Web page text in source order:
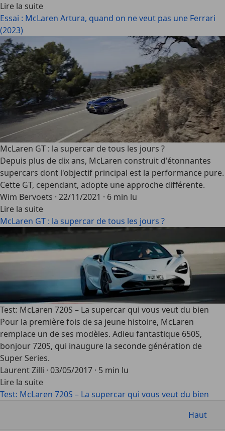
Lire la suite
Essai : McLaren Artura, quand on ne veut pas une Ferrari
(2023)
McLaren GT : la supercar de tous les jours ?
Depuis plus de dix ans, McLaren construit d'étonnantes
supercars dont l'objectif principal est la performance pure.
Cette GT, cependant, adopte une approche différente.
Wim Bervoets · 22/11/2021 · 6 min lu
Lire la suite
McLaren GT : la supercar de tous les jours ?
Test: McLaren 720S – La supercar qui vous veut du bien
Pour la première fois de sa jeune histoire, McLaren
remplace un de ses modèles. Adieu fantastique 650S,
bonjour 720S, qui inaugure la seconde génération de
Super Series.
Laurent Zilli · 03/05/2017 · 5 min lu
Lire la suite
Test: McLaren 720S – La supercar qui vous veut du bien
Haut